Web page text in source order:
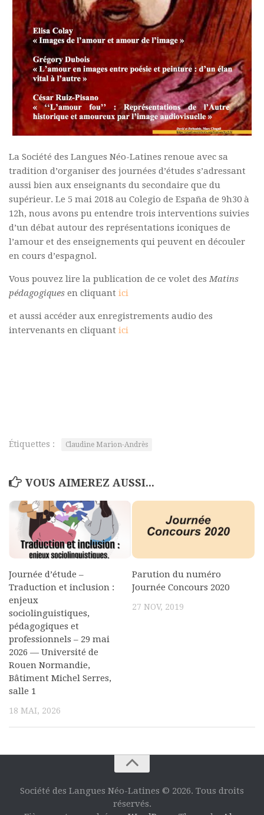
Commander un numéro PDF
Commander un numéro papier
Pour publier / Normes
Pour publier
Normes typographiques
La Société des Langues Néo-Latines renoue avec sa
tradition d’organiser des journées d’études s’adressant
aussi bien aux enseignants du secondaire que du
supérieur. Le 5 mai 2018 au Colegio de España de 9h30 à
12h, nous avons pu entendre trois interventions suivies
d’un débat autour des représentations iconiques de
l’amour et des enseignements qui peuvent en découler
en cours d’espagnol.
Vous pouvez lire la publication de ce volet desMatins
pédagogiques en cliquant ici
et aussi accéder aux enregistrements audio des
intervenants en cliquant ici
Étiquettes : Claudine Marion-Andrès
VOUS AIMEREZ AUSSI...
Journée d’étude –
Traduction et inclusion :
enjeux
sociolinguistiques,
pédagogiques et
professionnels – 29 mai
2026 — Université de
Rouen Normandie,
Bâtiment Michel Serres,
salle 1
18 MAI, 2026
Parution du numéro
Journée Concours 2020
27 NOV, 2019
Société des Langues Néo-Latines © 2026. Tous droits
réservés.